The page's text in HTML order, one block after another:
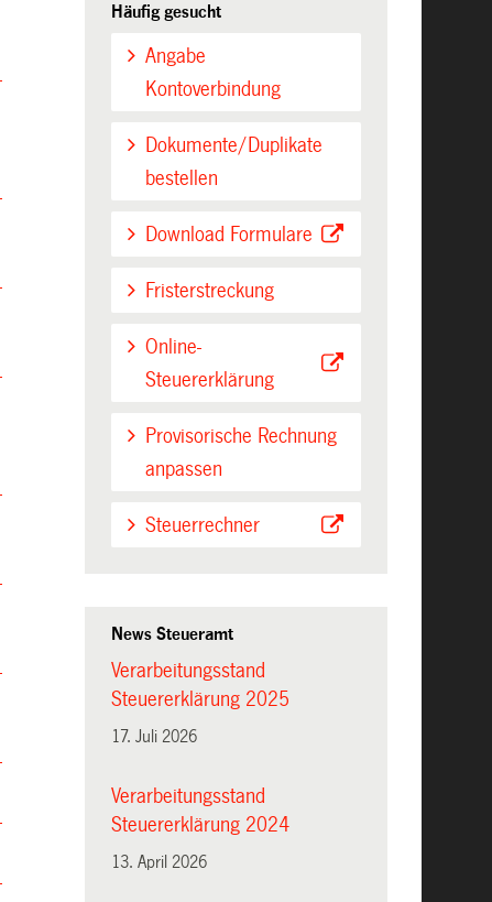
Häufig gesucht
Angabe
Kontoverbindung
Dokumente/Duplikate
bestellen
Download Formulare
Fristerstreckung
Online-
Steuererklärung
Provisorische Rechnung
anpassen
Steuerrechner
News Steueramt
Verarbeitungsstand
Steuererklärung 2025
17. Juli 2026
Verarbeitungsstand
Steuererklärung 2024
13. April 2026